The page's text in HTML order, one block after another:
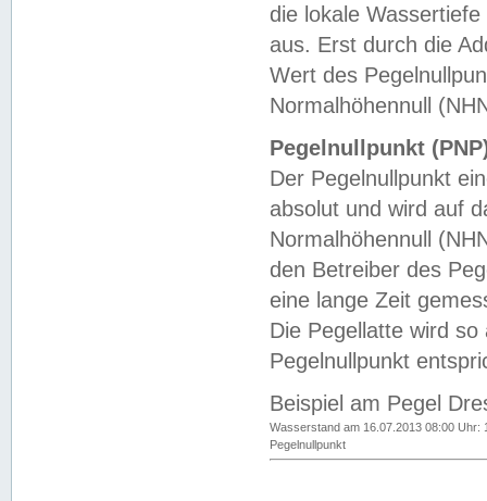
die lokale
aus. Erst durch die
Wert des
Normalhöhennull
Pegelnullpunkt
Der Pegelnullpunkt
absolut und wird auf
Normalhöhennull
den Betreiber des
eine lange Zeit
Die Pegellatte wird
Pegelnullpunkt
Beispiel am Pegel
Wasserstand am 16.07.2013 08:00 Uhr:
Pegelnullpunkt